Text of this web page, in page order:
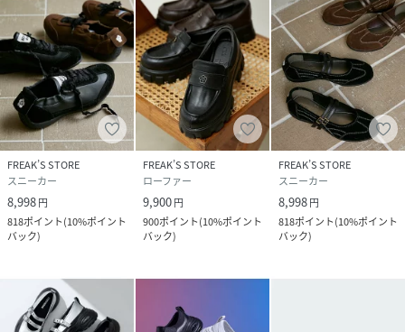
◆おすすめコーディネート
デニムやイージーパンツ、スウェットやボーダーロンTなど
のラフなスタイルに合わせると、足元でさりげなく甘さをプ
ラスできます。
キャミワンピースやビスチェ、コンパクトなサマーニットに
ソックスを合わせると、ボリュームソールとのメリハリで
MARY QUANTらしいムードが引き立ちます。
シアージャケットやシアーシャツ、セットアップに合わせて
すっきりまとめ、足元をメリージェーンデザインで外すと、
---
FREAK’S STORE
スニーカー
8,998円
818ポイント(10%ポイント
バック)
FREAK’S STORE
ローファー
9,900円
900ポイント(10%ポイント
バック)
FREAK’S STORE
スニーカー
8,998円
818ポイント(10%ポイント
バック)